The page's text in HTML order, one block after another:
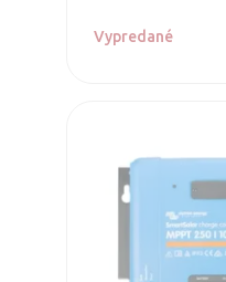
Vypredané